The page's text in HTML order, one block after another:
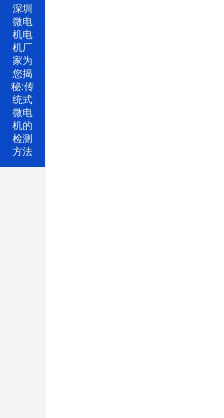
深圳
微电
机电
机厂
家为
您揭
秘:传
统式
微电
机的
检测
方法